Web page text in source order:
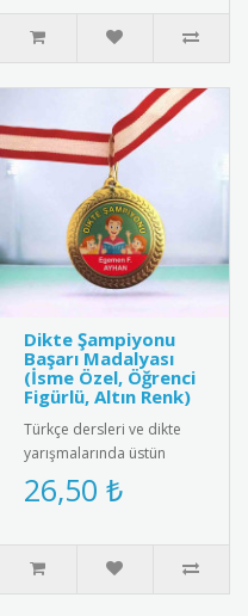
öze..
Dikte Şampiyonu
Başarı Madalyası
(İsme Özel, Öğrenci
Figürlü, Altın Renk)
Türkçe dersleri ve dikte
yarışmalarında üstün
başarı gösteren
öğrencilere özel,
26,50 ₺